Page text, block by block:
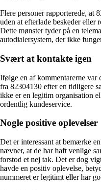
Flere personer rapporterede, at
uden at efterlade beskeder eller
Dette mønster tyder på en
autodialersystem, der ikke
Svært at kontakte igen
Ifølge en af kommentarerne var
fra 82304130 efter en tidligere
ikke er en legitim organisation
ordentlig kundeservice.
Nogle positive oplevelser
Det er interessant at bemærke
nævner, at de har haft venlige
forstod et nej tak. Det er dog
havde en positiv oplevelse,
nummeret er legitimt eller har